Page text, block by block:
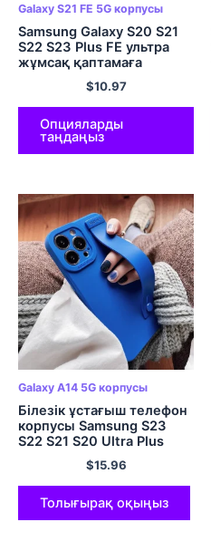
Galaxy S21 FE 5G корпусы
Samsung Galaxy S20 S21
S22 S23 Plus FE ультра
жұмсақ қаптамаға
арналған жазғы аспан
$10.97
Опцияларды
таңдаңыз
Galaxy A14 5G корпусы
Білезік ұстағыш телефон
корпусы Samsung S23
S22 S21 S20 Ultra Plus
A53 A14 A23 A13 A34
A54 A52 A32 A33 A72 5G
жұмсақ TPU қақпағы
$15.96
Толығырақ оқыңыз